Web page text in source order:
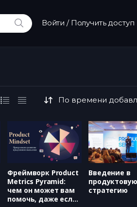
ИСКАТЬВойти / Получить доступ
Фреймворк Product
Metrics Pyramid:
чем он может вам
помочь, даже если
Введение в
продуктовую
стратегию